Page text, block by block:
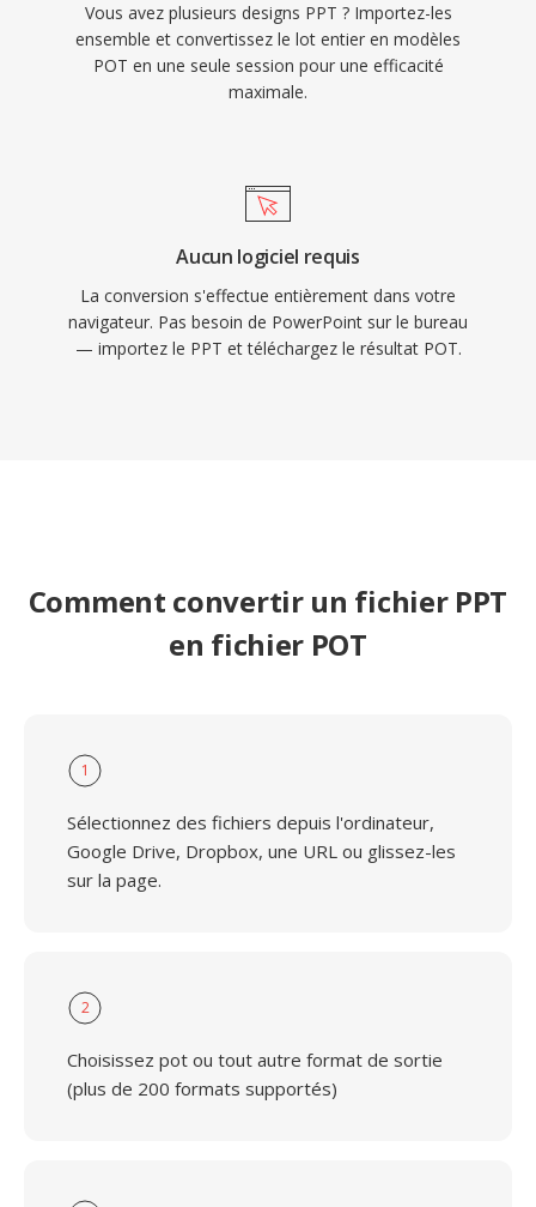
Vous avez plusieurs designs PPT ? Importez-les
ensemble et convertissez le lot entier en modèles
POT en une seule session pour une efficacité
maximale.
Aucun logiciel requis
La conversion s'effectue entièrement dans votre
navigateur. Pas besoin de PowerPoint sur le bureau
— importez le PPT et téléchargez le résultat POT.
Comment convertir un fichier PPT
en fichier POT
1
Sélectionnez des fichiers depuis l'ordinateur,
Google Drive, Dropbox, une URL ou glissez-les
sur la page.
2
Choisissez pot ou tout autre format de sortie
(plus de 200 formats supportés)